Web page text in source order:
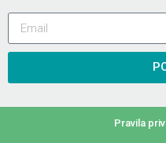
Pravila